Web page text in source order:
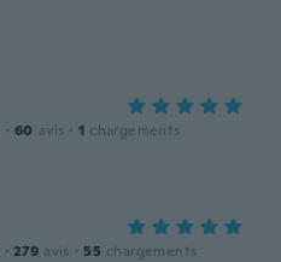
· 60 avis · 1 chargements
· 279 avis · 55 chargements